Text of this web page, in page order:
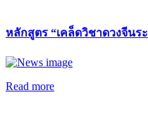
หลักสูตร “เคล็ดวิชาดวงจีนระ
Read more